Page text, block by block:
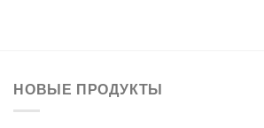
НОВЫЕ ПРОДУКТЫ